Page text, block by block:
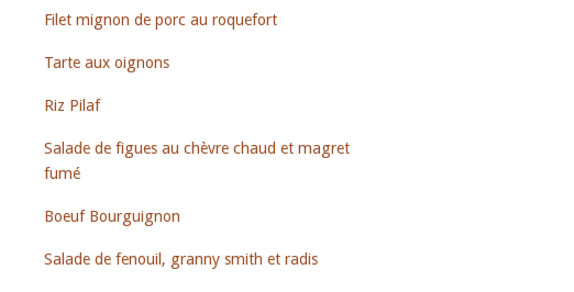
Filet mignon de porc au roquefort
Tarte aux oignons
Riz Pilaf
Salade de figues au chèvre chaud et magret
fumé
Boeuf Bourguignon
Salade de fenouil, granny smith et radis